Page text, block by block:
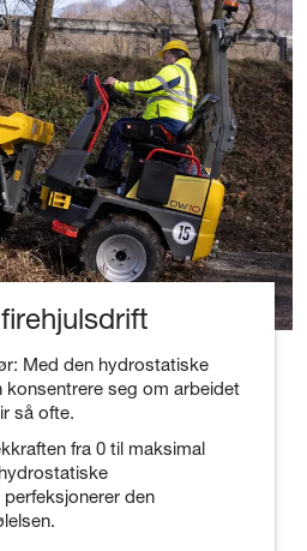
Med den hydrostatiske
konsentrere seg om arbeidet
så ofte.
fra 0 til maksimal
den